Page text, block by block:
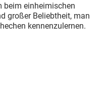
beim einheimischen
großer Beliebtheit, man
kennenzulernen.